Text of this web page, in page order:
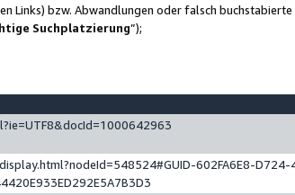
Links) bzw. Abwandlungen oder falsch
Suchplatzierung”);
602FA6E8-